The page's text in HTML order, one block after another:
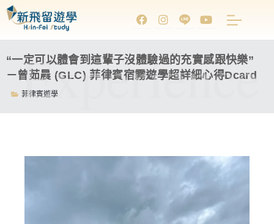
“一定可以體會到這輩子沒體驗過的充實感跟快樂”
－曾茹晨 (GLC) 菲律賓宿霧遊學超詳細心得Dcard
菲律賓遊學
Experience